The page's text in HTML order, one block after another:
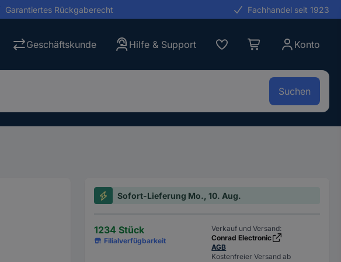
Garantiertes Rückgaberecht Fachhandel seit 1923
Geschäftskunde Hilfe & Support Konto
Suchen
Sofort-Lieferung Mo., 10. Aug.
1234 Stück
Filialverfügbarkeit
Verkauf und Versand:
Conrad Electronic
AGB
Kostenfreier Versand ab